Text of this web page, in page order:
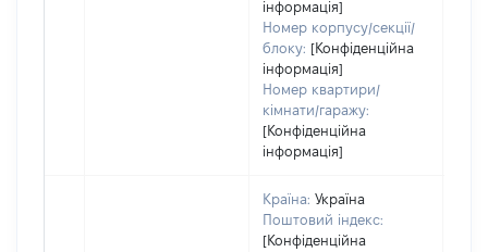
інформація]
Номер корпусу/секції/
блоку: [Конфіденційна
інформація]
Номер квартири/
кімнати/гаражу:
[Конфіденційна
інформація]
Країна: Україна
Поштовий індекс:
[Конфіденційна